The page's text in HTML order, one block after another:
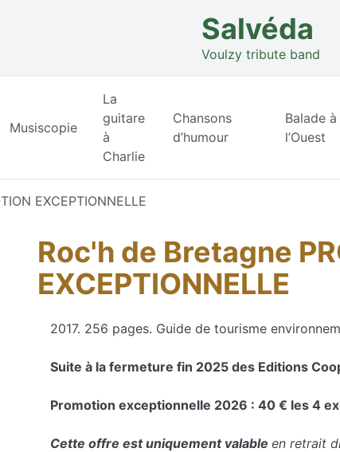
Salvéda
Voulzy tribute band
Musiscopie
La
guitare
à
Charlie
Chansons
d’humour
Balade à
l’Ouest
EXCEPTIONNELLE
Roc'h de Bretagne
EXCEPTIONNELLE
2017. 256 pages. Guide de tourisme
Suite à la fermeture fin 2025 des Editions
Promotion exceptionnelle 2026 : 40 € les 4
Cette offre est uniquement valable en retrait